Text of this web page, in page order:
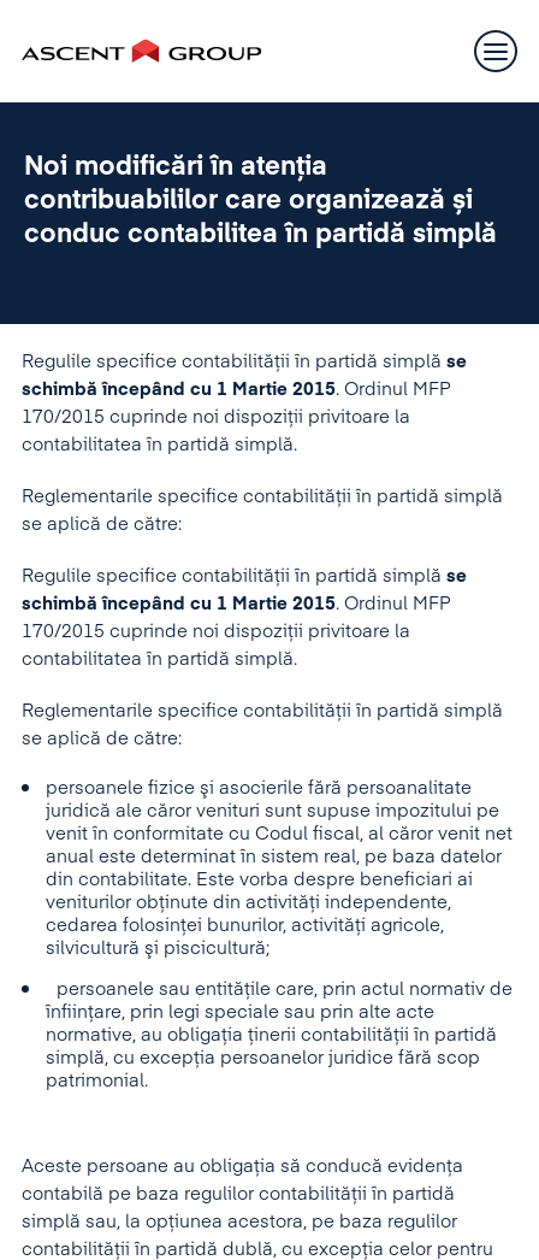
Noi modificări în atenția
contribuabililor care organizează și
conduc contabilitea în partidă simplă
Regulile specifice contabilității în partidă simplă se
schimbă începând cu 1 Martie 2015. Ordinul MFP
170/2015 cuprinde noi dispoziții privitoare la
contabilitatea în partidă simplă.
Reglementarile specifice contabilităţii în partidă simplă
se aplică de către:
Regulile specifice contabilității în partidă simplă se
schimbă începând cu 1 Martie 2015. Ordinul MFP
170/2015 cuprinde noi dispoziții privitoare la
contabilitatea în partidă simplă.
Reglementarile specifice contabilităţii în partidă simplă
se aplică de către:
persoanele fizice şi asocierile fără persoanalitate
juridică ale căror venituri sunt supuse impozitului pe
venit în conformitate cu Codul fiscal, al căror venit net
anual este determinat în sistem real, pe baza datelor
din contabilitate. Este vorba despre beneficiari ai
veniturilor obţinute din activităţi independente,
cedarea folosinţei bunurilor, activităţi agricole,
silvicultură şi piscicultură;
persoanele sau entităţile care, prin actul normativ de
înfiinţare, prin legi speciale sau prin alte acte
normative, au obligaţia ţinerii contabilităţii în partidă
simplă, cu excepţia persoanelor juridice fără scop
patrimonial.
Aceste persoane au obligația să conducă evidența
contabilă pe baza regulilor contabilității în partidă
simplă sau, la opțiunea acestora, pe baza regulilor
contabilității în partidă dublă, cu excepția celor pentru